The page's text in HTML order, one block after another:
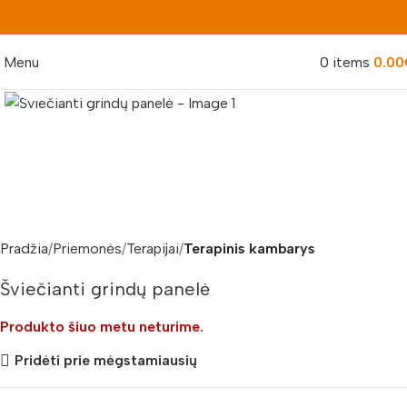
Menu 0 items 0.00
Pradžia Priemonės Terapijai Terapinis kambarys
Šviečianti grindų panelė
Produkto šiuo metu neturime.
Pridėti prie mėgstamiausių